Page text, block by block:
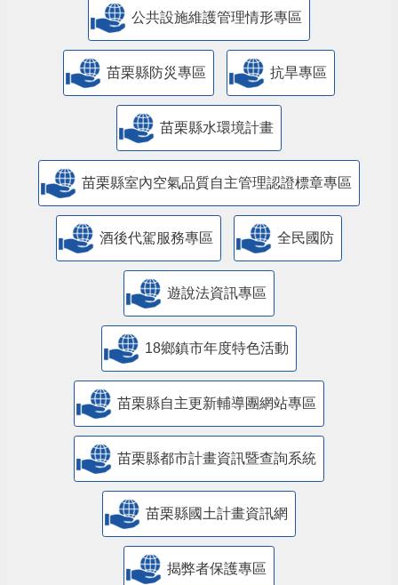
​公共設施維護管理情形專區
苗栗縣防災專區 抗旱專區
苗栗縣水環境計畫
苗栗縣室內空氣品質自主管理認證標章專區
酒後代駕服務專區 全民國防
遊說法資訊專區
18鄉鎮市年度特色活動
苗栗縣自主更新輔導團網站專區
苗栗縣都市計畫資訊暨查詢系統
苗栗縣國土計畫資訊網
揭弊者保護專區